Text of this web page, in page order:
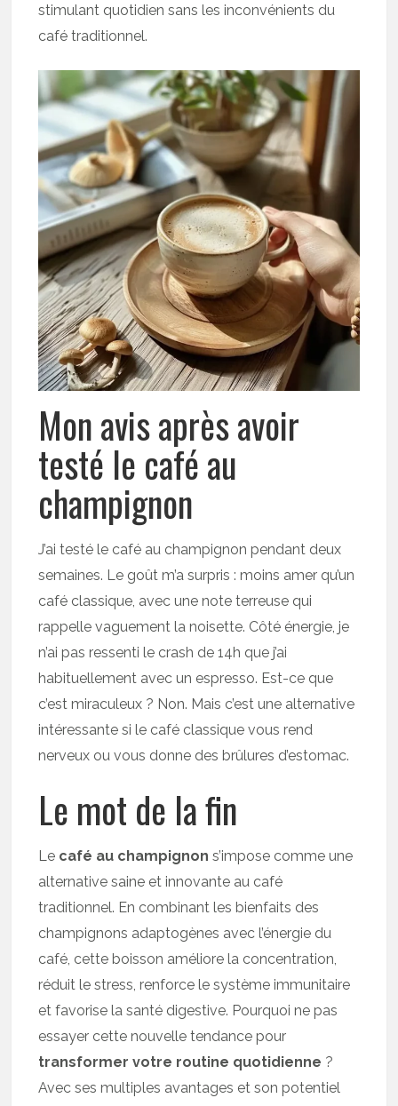
stimulant quotidien sans les inconvénients du
café traditionnel.
Mon avis après avoir
testé le café au
champignon
J’ai testé le café au champignon pendant deux
semaines. Le goût m’a surpris : moins amer qu’un
café classique, avec une note terreuse qui
rappelle vaguement la noisette. Côté énergie, je
n’ai pas ressenti le crash de 14h que j’ai
habituellement avec un espresso. Est-ce que
c’est miraculeux ? Non. Mais c’est une alternative
intéressante si le café classique vous rend
nerveux ou vous donne des brûlures d’estomac.
Le mot de la fin
Le café au champignon s’impose comme une
alternative saine et innovante au café
traditionnel. En combinant les bienfaits des
champignons adaptogènes avec l’énergie du
café, cette boisson améliore la concentration,
réduit le stress, renforce le système immunitaire
et favorise la santé digestive. Pourquoi ne pas
essayer cette nouvelle tendance pour
transformer votre routine quotidienne ?
Avec ses multiples avantages et son potentiel